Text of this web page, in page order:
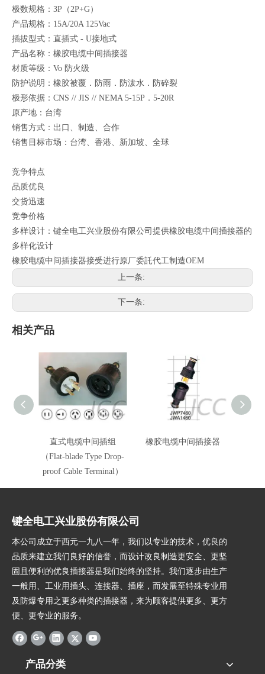
极数规格：3P（2P+G）
产品规格：15A/20A 125Vac
插拔型式：直插式 - U接地式
产品名称：橡胶电缆中间插接器
材质等级：Vo 防火级
防护说明：橡胶被覆．防雨．防泼水．防碎裂
极形依据：CNS // JIS // NEMA 5-15P．5-20R
原产地：台湾
销售方式：出口、制造、合作
销售目标市场：台湾、香港、新加坡、全球
竞争特点
品质优良
交货迅速
竞争价格
多样设计：键全电工兴业股份有限公司提供橡胶电缆中间插接器的
多样化设计
橡胶电缆中间插接器接受进行原厂委託代工制造OEM
上一条:
下一条:
相关产品
直式电缆中间插组
（Flat-blade Type Drop-
proof Cable Terminal）
橡胶电缆中间插接器
键全电工兴业股份有限公司
本公司成立于西元一九八一年，我们以专业的技术，优良的
品质来建立我们良好的信誉，而设计改良制造更安全、更坚
固且便利的优良插接器是我们始终的坚持。我们逐步由生产
一般用、工业用插头、连接器、插座，而发展至特殊专业用
及防爆专用之更多种类的插接器，来为顾客提供更多、更方
便、更专业的服务。
产品分类